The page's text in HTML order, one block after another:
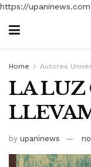
https://upaninews.com
Home Autores
LA LUZ
by upaninews